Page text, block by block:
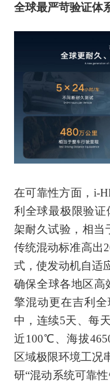
全球最严苛验证体
在可靠性方面，i-
利全球最极限验证
架耐久试验，相当
传统混动标准高出
式，使发动机自适
确保全球各地区高
擎混动更在吉利
中，连续5天、每
近100℃、海拔
区域极限环境工况
研“混动系统可靠